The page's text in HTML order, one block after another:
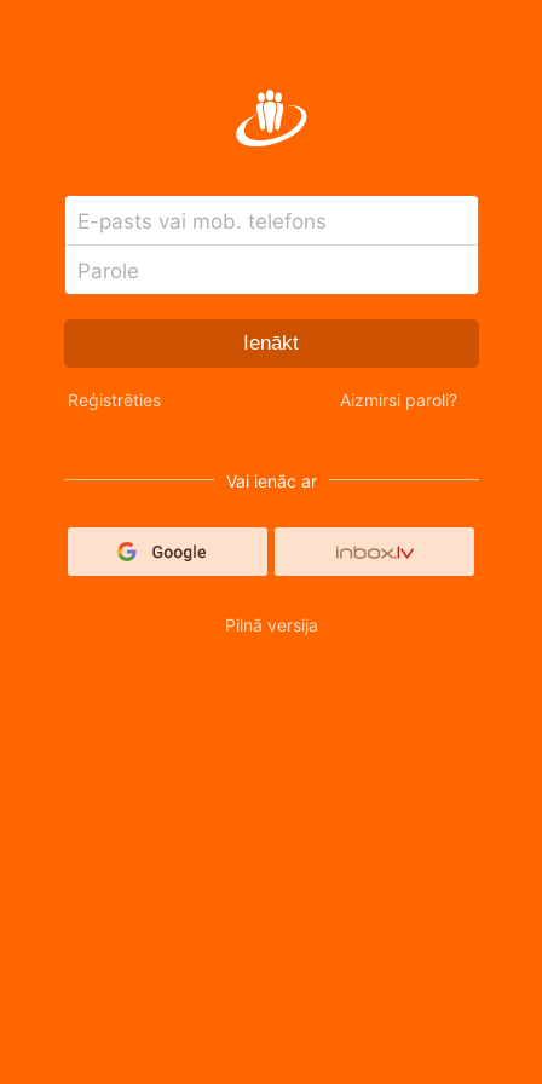
E-pasts vai mob. telefons
Parole
Ienākt
Reģistrēties Aizmirsi paroli?
Vai ienāc ar
Pilnā versija